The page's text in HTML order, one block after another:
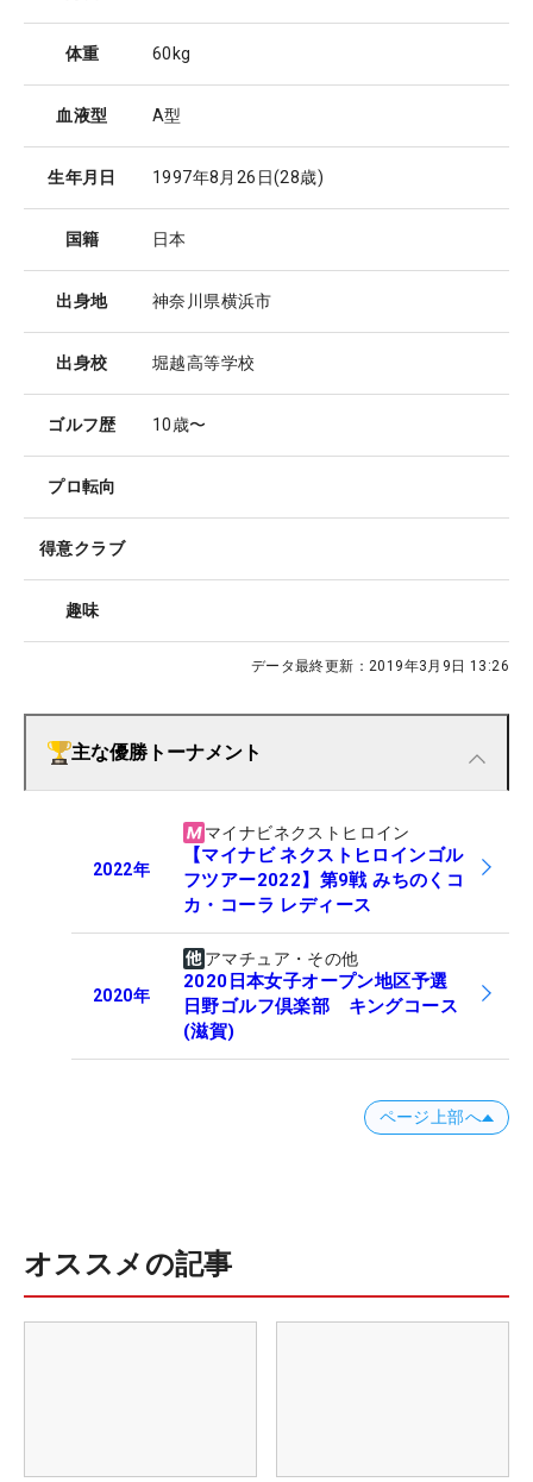
体重 60kg
血液型 A型
生年月日 1997年8月26日(28歳)
国籍 日本
出身地 神奈川県横浜市
出身校 堀越高等学校
ゴルフ歴 10歳〜
プロ転向
得意クラブ
趣味
データ最終更新： 2019年3月9日 13:26
主な優勝トーナメント
2022年
マイナビネクストヒロイン
【マイナビ ネクストヒロインゴル
フツアー2022】第9戦 みちのくコ
カ・コーラ レディース
2020年
アマチュア・その他
2020日本女子オープン地区予選
日野ゴルフ倶楽部 キングコース
(滋賀)
ページ上部へ
オススメの記事